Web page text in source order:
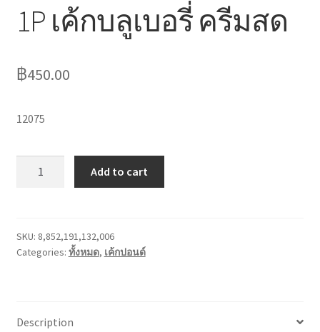
ไหว้เจ้า
1P เค้กบลูเบอรี่ ครีมสด
฿450.00
12075
ครีม
สด
Add to cart
SKU: 8,852,191,132,006
Categories: ทั้งหมด, เค้กปอนด์
Description